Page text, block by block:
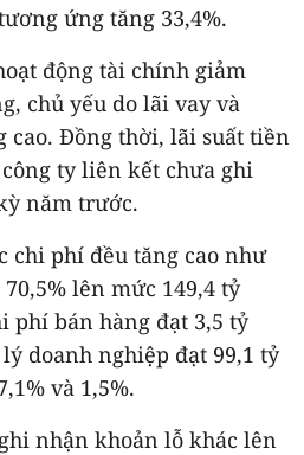
ứng tăng 33,4%.
động tài chính giảm
chủ yếu do lãi vay và
cao. Đồng thời, lãi suất tiền
ty liên kết chưa ghi
năm trước.
chi phí đều tăng cao như
lên mức 149,4 tỷ
phí bán hàng đạt 3,5 tỷ
doanh nghiệp đạt 99,1 tỷ
và 1,5%.
nhận khoản lỗ khác lên